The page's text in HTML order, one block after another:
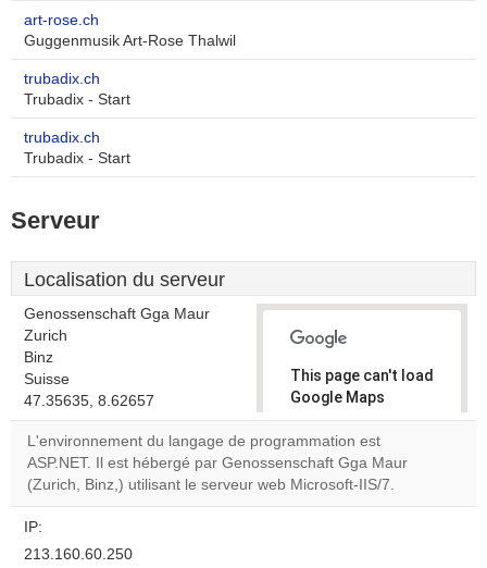
art-rose.ch
Guggenmusik Art-Rose Thalwil
trubadix.ch
Trubadix - Start
trubadix.ch
Trubadix - Start
Serveur
Localisation du serveur
Genossenschaft Gga Maur
Zurich
Binz
Suisse
47.35635, 8.62657
This page can't load
Google Maps
correctly.
Do you
own this
L'environnement du langage de programmation est
ASP.NET. Il est hébergé par Genossenschaft Gga Maur
(Zurich, Binz,) utilisant le serveur web Microsoft-IIS/7.
IP:
213.160.60.250